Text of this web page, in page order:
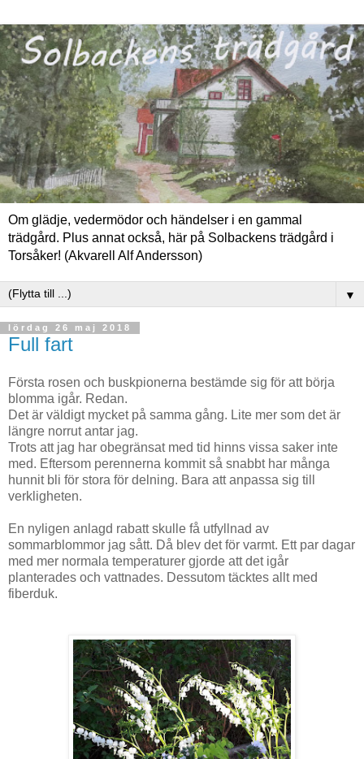
Om glädje, vedermödor och händelser i en gammal
trädgård. Plus annat också, här på Solbackens trädgård i
Torsåker! (Akvarell Alf Andersson)
▼
lördag 26 maj 2018
Full fart
Första rosen och buskpionerna bestämde sig för att börja
blomma igår. Redan.
Det är väldigt mycket på samma gång. Lite mer som det är
längre norrut antar jag.
Trots att jag har obegränsat med tid hinns vissa saker inte
med. Eftersom perennerna kommit så snabbt har många
hunnit bli för stora för delning. Bara att anpassa sig till
verkligheten.
En nyligen anlagd rabatt skulle få utfyllnad av
sommarblommor jag sått. Då blev det för varmt. Ett par dagar
med mer normala temperaturer gjorde att det igår
planterades och vattnades. Dessutom täcktes allt med
fiberduk.